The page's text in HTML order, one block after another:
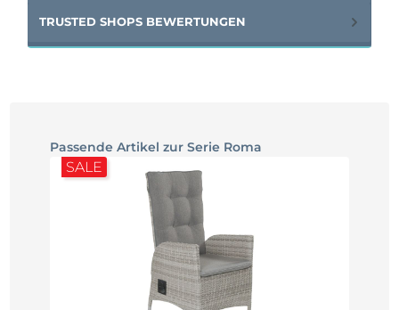
TRUSTED SHOPS BEWERTUNGEN
Produktgalerie überspringen
Passende Artikel zur Serie Roma
SALE